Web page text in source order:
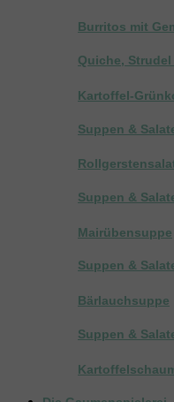
Burritos mit
Quiche, Strudel
Kartoffel-
Suppen &
Suppen &
Mairübensuppe
Suppen &
Bärlauchsuppe
Suppen &